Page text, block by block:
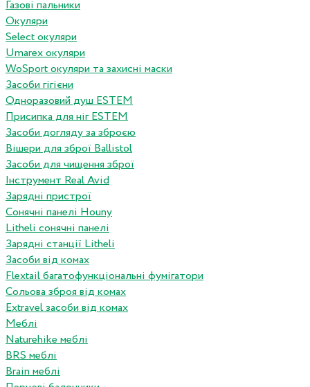
Газові пальники
Окуляри
Select окуляри
Umarex окуляри
WoSport окуляри та захисні маски
Засоби гігієни
Одноразовий душ ESTEM
Присипка для ніг ESTEM
Засоби догляду за зброєю
Вішери для зброї Ballistol
Засоби для чищення зброї
Інструмент Real Avid
Зарядні пристрої
Сонячні панелі Houny
Litheli сонячні панелі
Зарядні станції Litheli
Засоби від комах
Flextail багатофункціональні фумігатори
Сольова зброя від комах
Extravel засоби від комах
Меблі
Naturehike меблі
BRS меблі
Brain меблі